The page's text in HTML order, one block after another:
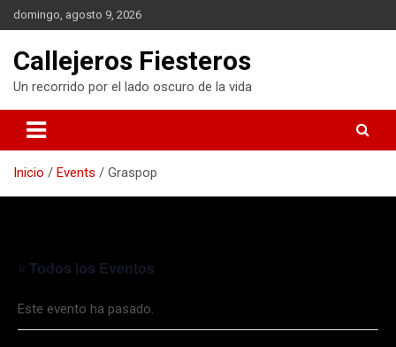
a
n
domingo, agosto 9, 2026
Callejeros Fiesteros
Un recorrido por el lado oscuro de la vida
Inicio Events Graspop
« Todos los Eventos
Este evento ha pasado.